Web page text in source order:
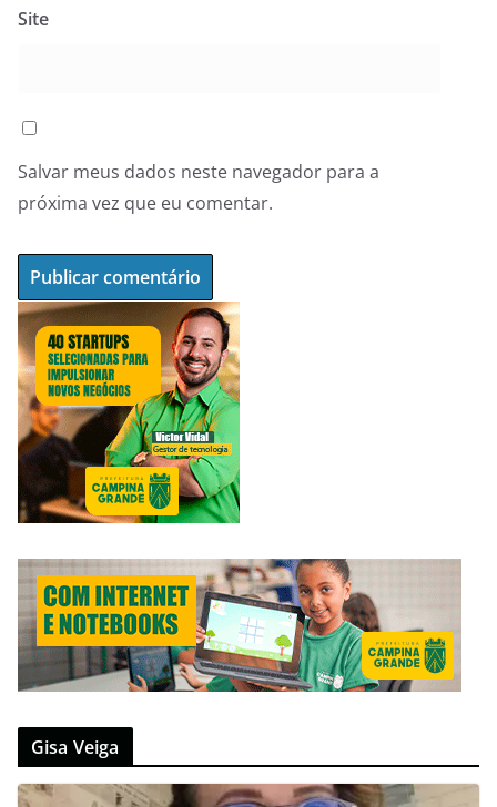
Site
Salvar meus dados neste navegador para a
próxima vez que eu comentar.
Gisa Veiga